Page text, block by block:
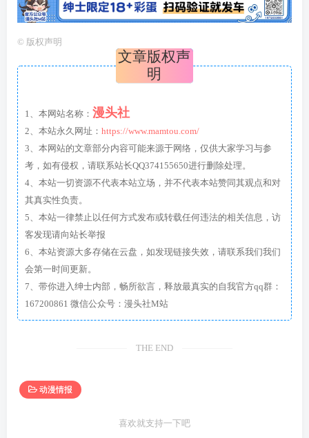
© 版权声明
文章版权声
明
1、本网站名称： 漫头社
2、本站永久网址： https://www.mamtou.com/
3、本网站的文章部分内容可能来源于网络，仅供大家学习与参
考，如有侵权，请联系站长QQ374155650进行删除处理。
4、本站一切资源不代表本站立场，并不代表本站赞同其观点和对
其真实性负责。
5、本站一律禁止以任何方式发布或转载任何违法的相关信息，访
客发现请向站长举报
6、本站资源大多存储在云盘，如发现链接失效，请联系我们我们
会第一时间更新。
7、带你进入绅士内部，畅所欲言，释放最真实的自我官方qq群：
167200861 微信公众号：漫头社M站
THE END
动漫情报
喜欢就支持一下吧